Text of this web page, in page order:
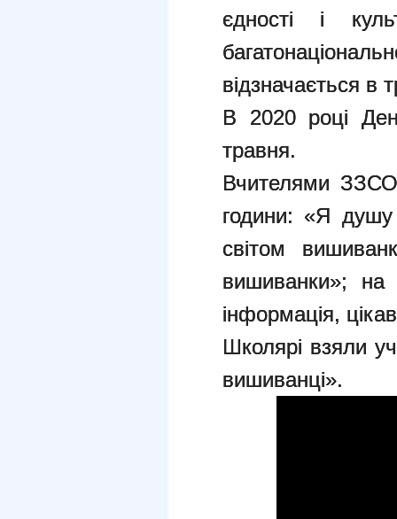
єдності і
відзначається в
В 2020 році
травня.
Вчителями
години: «Я
світом
вишиванки»; на
інформація,
Школярі взяли
вишиванці».